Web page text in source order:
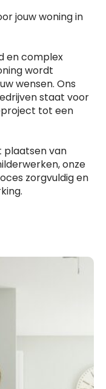
jouw woning in
en complex
wordt
wensen. Ons
staat voor
tot een
plaatsen van
onze
zorgvuldig en